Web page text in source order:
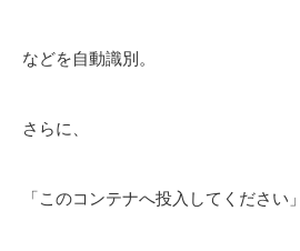
などを自動識別。
さらに、
「このコンテナへ投入してください」